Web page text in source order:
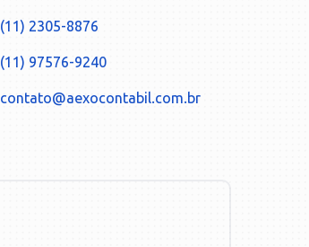
(11) 2305-8876
(11) 97576-9240
contato@aexocontabil.com.br